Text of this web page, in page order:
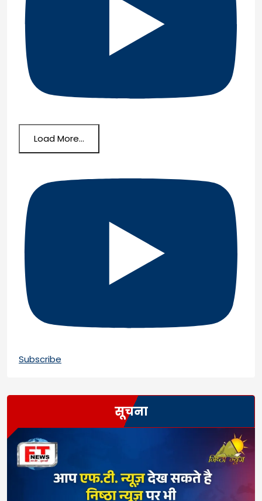
Load More...
Subscribe
सूचना